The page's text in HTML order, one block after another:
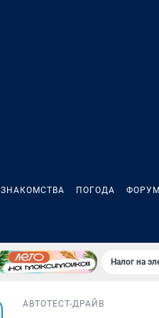
ЗНАКОМСТВА ПОГОДА
Налог на
АВТОТЕСТ-ДРАЙВ